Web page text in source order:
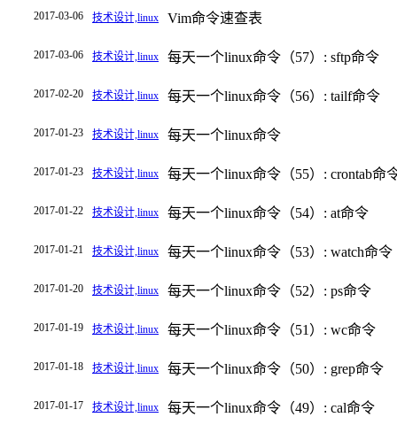
2017-03-06 技术设计,linux Vim命令速查表
2017-03-06 技术设计,linux 每天一个linux命令（57）: sftp命令
2017-02-20 技术设计,linux 每天一个linux命令（56）: tailf命令
2017-01-23 技术设计,linux 每天一个linux命令
2017-01-23 技术设计,linux 每天一个linux命令（55）: crontab命
2017-01-22 技术设计,linux 每天一个linux命令（54）: at命令
2017-01-21 技术设计,linux 每天一个linux命令（53）: watch命令
2017-01-20 技术设计,linux 每天一个linux命令（52）: ps命令
2017-01-19 技术设计,linux 每天一个linux命令（51）: wc命令
2017-01-18 技术设计,linux 每天一个linux命令（50）: grep命令
2017-01-17 技术设计,linux 每天一个linux命令（49）: cal命令